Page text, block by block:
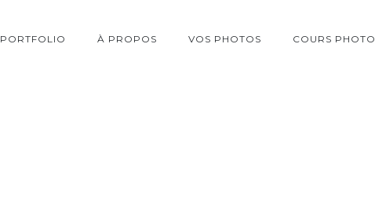
PORTFOLIO À PROPOS VOS PHOTOS COURS PHOTO